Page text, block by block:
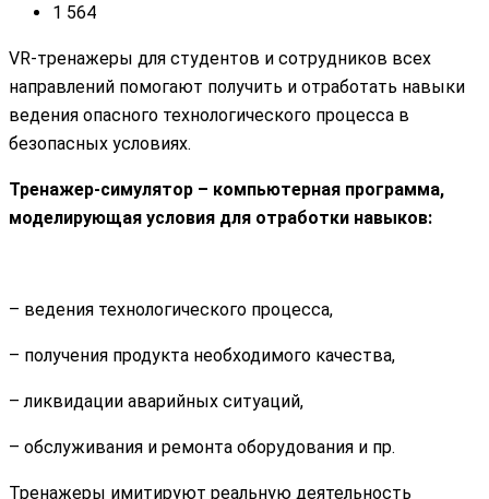
1 564
VR-тренажеры для студентов и сотрудников всех
направлений помогают получить и отработать навыки
ведения опасного технологического процесса в
безопасных условиях.
Тренажер-симулятор – компьютерная программа,
моделирующая условия для отработки навыков:
– ведения технологического процесса,
– получения продукта необходимого качества,
– ликвидации аварийных ситуаций,
– обслуживания и ремонта оборудования и пр.
Тренажеры имитируют реальную деятельность